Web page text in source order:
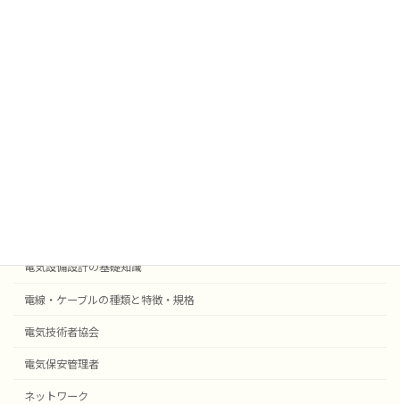
電気設備設計の基礎知識
電線・ケーブルの種類と特徴・規格
電気技術者協会
電気保安管理者
ネットワーク